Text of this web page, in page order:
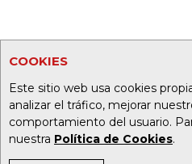
COOKIES
Este sitio web usa cookies
analizar el tráfico, mejorar
comportamiento del usuario.
nuestra Política de Cookies.